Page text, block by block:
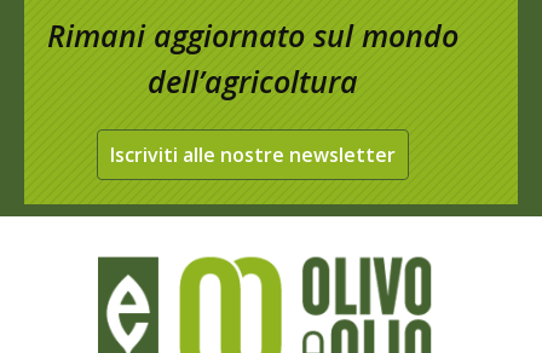
Rimani aggiornato sul mondo
dell’agricoltura
Iscriviti alle nostre newsletter